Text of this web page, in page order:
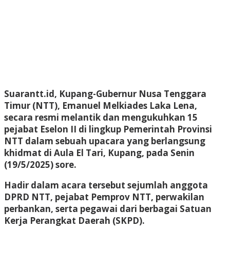
Suarantt.id, Kupang-Gubernur Nusa Tenggara
Timur (NTT), Emanuel Melkiades Laka Lena,
secara resmi melantik dan mengukuhkan 15
pejabat Eselon II di lingkup Pemerintah Provinsi
NTT dalam sebuah upacara yang berlangsung
khidmat di Aula El Tari, Kupang, pada Senin
(19/5/2025) sore.
Hadir dalam acara tersebut sejumlah anggota
DPRD NTT, pejabat Pemprov NTT, perwakilan
perbankan, serta pegawai dari berbagai Satuan
Kerja Perangkat Daerah (SKPD).